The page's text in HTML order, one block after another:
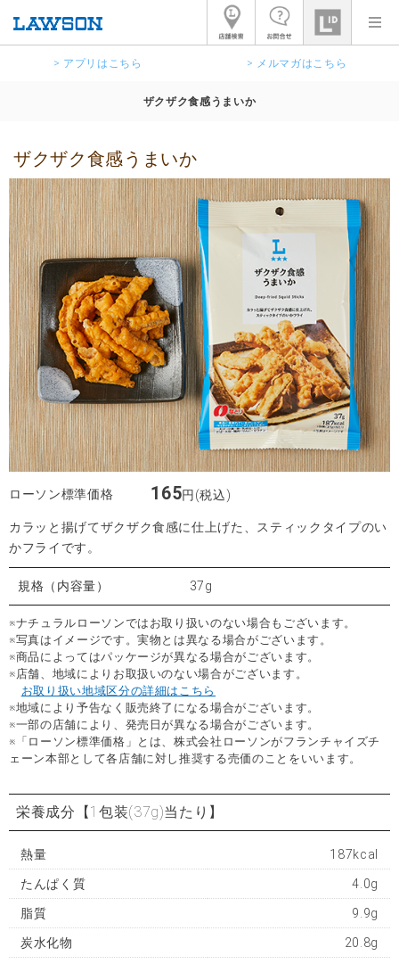
> アプリはこちら > メルマガはこちら
ザクザク食感うまいか
ザクザク食感うまいか
ローソン標準価格 165円(税込)
カラッと揚げてザクザク食感に仕上げた、スティックタイプのい
かフライです。
規格（内容量） 37g
※ナチュラルローソンではお取り扱いのない場合もございます。
※写真はイメージです。実物とは異なる場合がございます。
※商品によってはパッケージが異なる場合がございます。
※店舗、地域によりお取扱いのない場合がございます。
お取り扱い地域区分の詳細はこちら
※地域により予告なく販売終了になる場合がございます。
※一部の店舗により、発売日が異なる場合がございます。
※「ローソン標準価格」とは、株式会社ローソンがフランチャイズチ
ェーン本部として各店舗に対し推奨する売価のことをいいます。
栄養成分 【1包装(37g)当たり】
熱量 187kcal
たんぱく質 4.0g
脂質 9.9g
炭水化物 20.8g